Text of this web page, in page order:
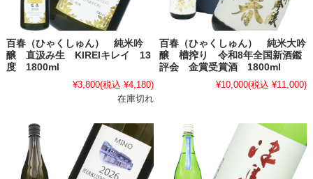
百春（ひゃくしゅん） 純米吟
醸 直汲み生 KIREIキレイ 13
度 1800ml
¥3,800(税込 ¥4,180)
在庫切れ
百春（ひゃくしゅん） 純米大吟
醸 槽搾り 令和8年全国新酒鑑
評会 金賞受賞酒 1800ml
¥10,000(税込 ¥11,000)